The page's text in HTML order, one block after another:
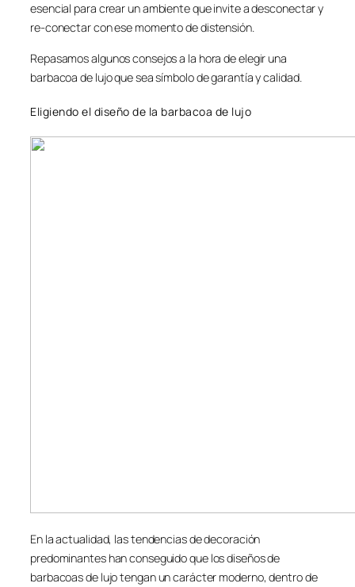
esencial para crear un ambiente que invite a desconectar y
re-conectar con ese momento de distensión.
Repasamos algunos consejos a la hora de elegir una
barbacoa de lujo que sea símbolo de garantía y calidad.
Eligiendo el diseño de la barbacoa de lujo
En la actualidad, las tendencias de decoración
predominantes han conseguido que los diseños de
barbacoas de lujo tengan un carácter moderno, dentro de